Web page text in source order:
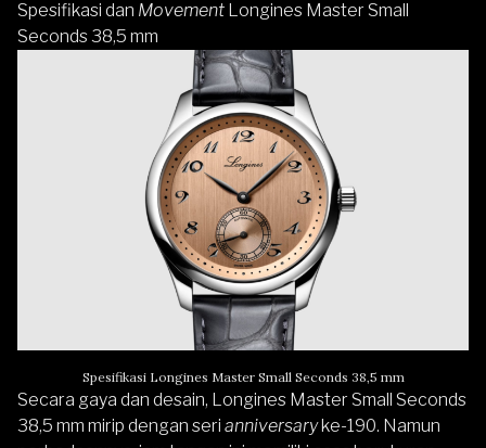
Spesifikasi dan Movement Longines Master Small
Seconds 38,5 mm
Spesifikasi Longines Master Small Seconds 38,5 mm
Secara gaya dan desain, Longines Master Small Seconds
38,5 mm mirip dengan seri anniversaryke-190. Namun